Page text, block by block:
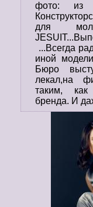
фото: из
для
...Всегда
иной
Бюро
лекал,на
таким, как
бренда. И